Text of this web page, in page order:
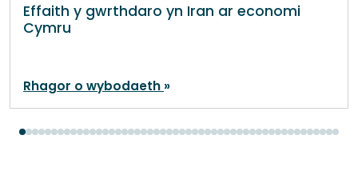
Effaith y gwrthdaro yn Iran ar economi
Cymru
Rhagor o wybodaeth